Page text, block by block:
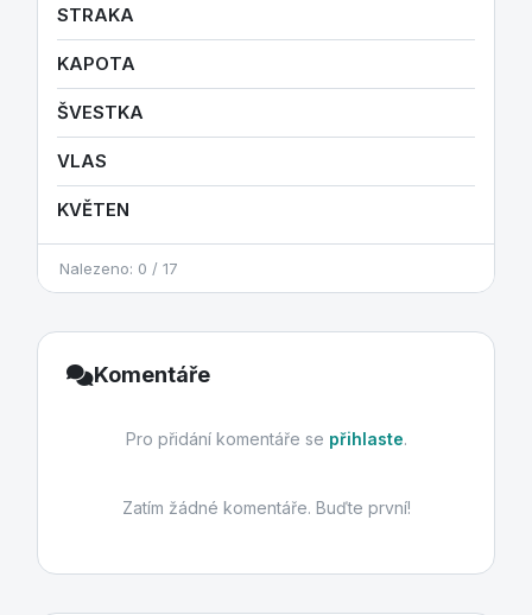
STRAKA
KAPOTA
ŠVESTKA
VLAS
KVĚTEN
Nalezeno: 0 / 17
Komentáře
Pro přidání komentáře se přihlaste.
Zatím žádné komentáře. Buďte první!